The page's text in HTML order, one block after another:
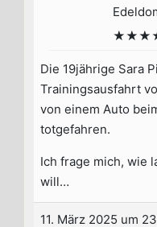
Die 19jährige Sara
Trainingsausfahrt
von einem Auto
totgefahren.
Ich frage mich, wie
will…
11. März 2025 um